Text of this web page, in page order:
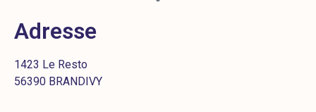
Adresse
1423 Le Resto
56390 BRANDIVY